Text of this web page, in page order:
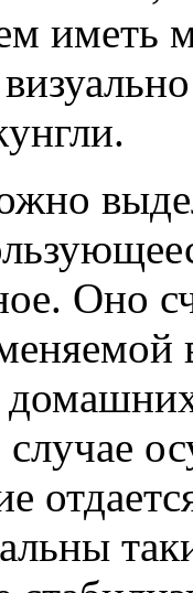
иметь
Оно